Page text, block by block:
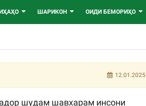
ШАРИКОН ОИДИ БЕМОРИҲО
12.01.2025
шудам шавхарам инсони